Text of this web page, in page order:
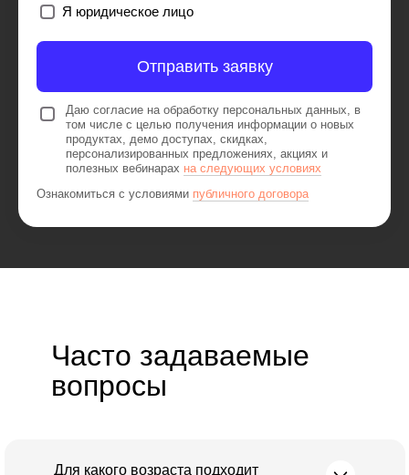
Я юридическое лицо
Отправить заявку
Даю согласие на обработку персональных данных, в
том числе с целью получения информации о новых
продуктах, демо доступах, скидках,
персонализированных предложениях, акциях и
полезных вебинарах на следующих условиях
Ознакомиться с условиями публичного договора
Часто задаваемые
вопросы
Для какого возраста подходит